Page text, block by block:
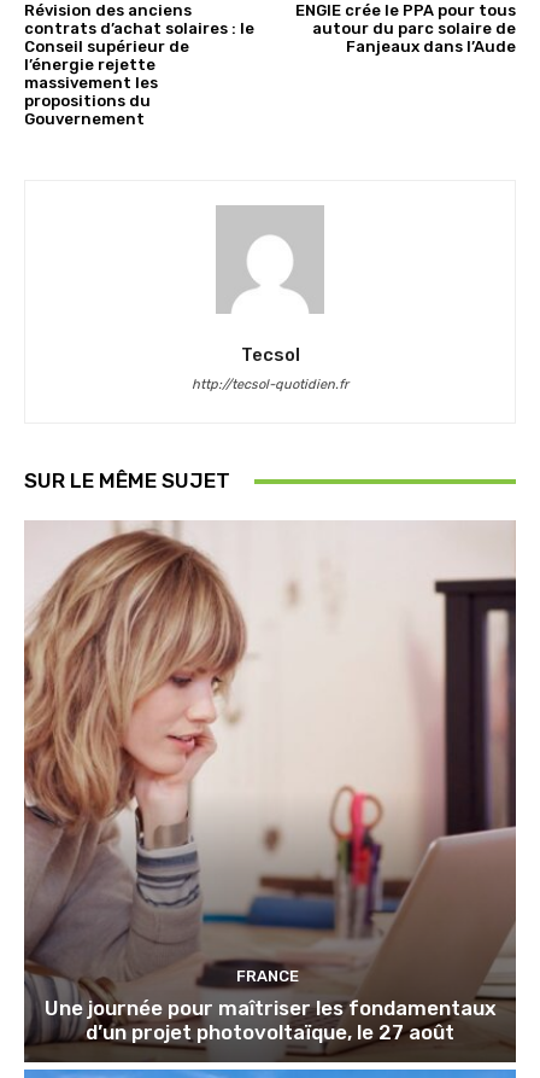
Révision des anciens
contrats d’achat solaires : le
Conseil supérieur de
l’énergie rejette
massivement les
propositions du
Gouvernement
ENGIE crée le PPA pour tous
autour du parc solaire de
Fanjeaux dans l’Aude
Tecsol
http://tecsol-quotidien.fr
SUR LE MÊME SUJET
FRANCE
Une journée pour maîtriser les fondamentaux
d’un projet photovoltaïque, le 27 août